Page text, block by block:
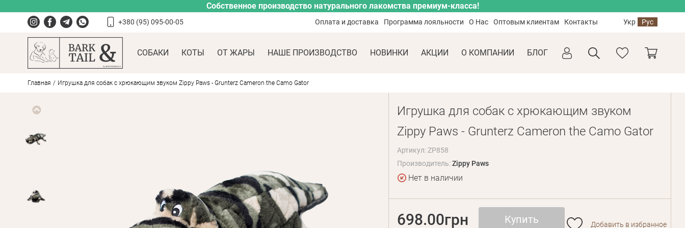
Собственное производство натурального лакомства премиум-класса!
+380 (95) 095-00-05 Оплата и доставка Программа лояльности О Нас Оптовым клиентам Контакты Укр Рус
СОБАКИ КОТЫ ОТ ЖАРЫ НАШЕ ПРОИЗВОДСТВО НОВИНКИ АКЦИИ О КОМПАНИИ БЛОГ
Главная Игрушка для собак с хрюкающим звуком Zippy Paws - Grunterz Cameron the Camo Gator
Игрушка для собак с хрюкающим звуком
Zippy Paws - Grunterz Cameron the Camo Gator
Артикул: ZP858
Производитель:Zippy Paws
Нет в наличии
698.00грн Купить Добавить в избранное